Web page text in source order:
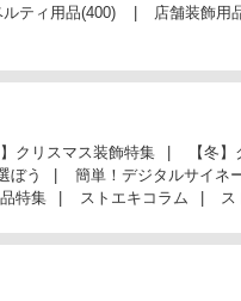
ティ用品(400) 店舗装飾用
クリスマス装飾特集
【冬
ぼう
簡単！デジタルサイネ
特集
ストエキコラム ス